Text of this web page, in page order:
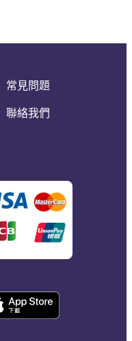
常見問題
聯絡我們